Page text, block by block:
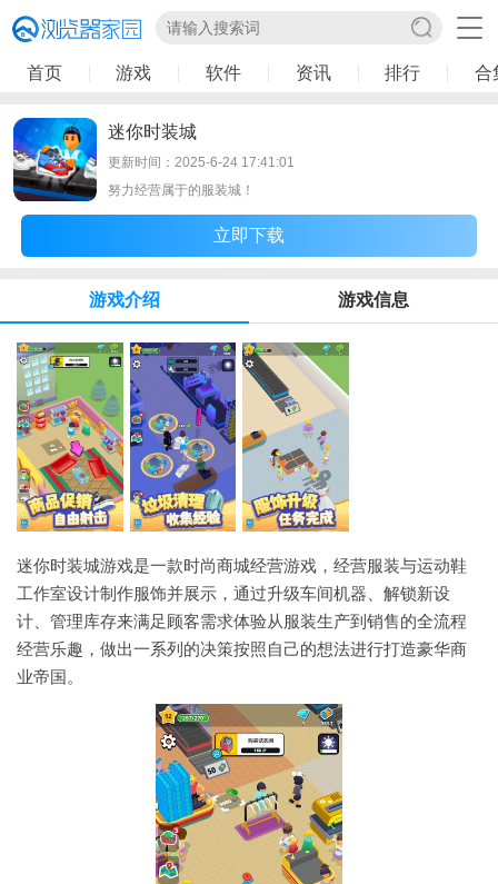
首页 游戏 软件 资讯 排行 合
迷你时装城
更新时间：2025-6-24 17:41:01
努力经营属于的服装城！
立即下载
游戏介绍 游戏信息
迷你时装城游戏是一款时尚商城经营游戏，经营服装与运动鞋
工作室设计制作服饰并展示，通过升级车间机器、解锁新设
计、管理库存来满足顾客需求体验从服装生产到销售的全流程
经营乐趣，做出一系列的决策按照自己的想法进行打造豪华商
业帝国。